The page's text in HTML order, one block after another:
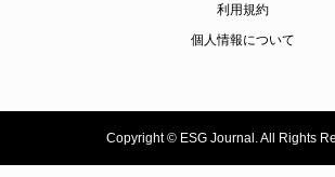
利用規約
個人情報について
Copyright ©ESG Journal. All Rights